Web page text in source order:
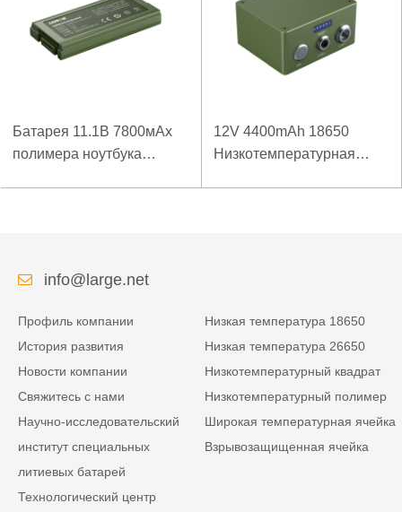
Батарея 11.1В 7800мАх
полимера ноутбука
12V 4400mAh 18650
Низкотемпературная
info@large.net
Профиль компании
История развития
Новости компании
Свяжитесь с нами
Научно-исследовательский
институт специальных
литиевых батарей
Технологический центр
Низкая температура 18650
Низкая температура 26650
Низкотемпературный квадрат
Низкотемпературный полимер
Широкая температурная ячейка
Взрывозащищенная ячейка